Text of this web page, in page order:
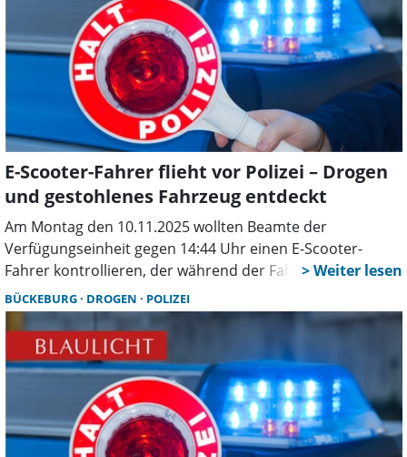
E-Scooter-Fahrer flieht vor Polizei – Drogen
und gestohlenes Fahrzeug entdeckt
Am Montag den 10.11.2025 wollten Beamte der
Verfügungseinheit gegen 14:44 Uhr einen E-Scooter-
Fahrer kontrollieren, der während der Fahrt sein
Mobiltelefon benutzte. Nachdem sich der Fahrer der
Kontrolle zunächst durch eine Flucht entziehen wollte,
konnte er kurz darauf von den Beamten gestellt und
kontrolliert werden. Ein Urintest verlief positiv auf THC.
Zudem wurde der genutzte E-Scooter im Oktober als
gestohlen gemeldet. Gegen den 26-Jährigen aus
Stadthagen wird nun ermittelt. Eine Blutentnahme wurde
angeregt und der E-Scooter sichergestellt.
BÜCKEBURG DROGEN POLIZEI